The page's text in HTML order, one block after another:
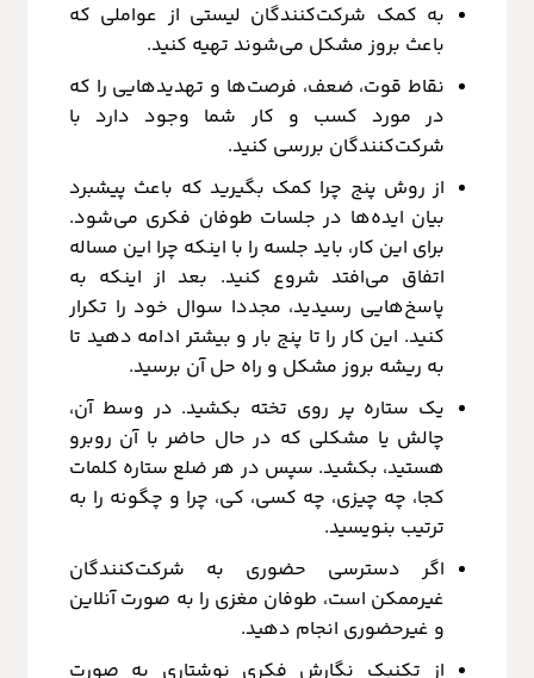
به کمک شرکت‌کنندگان لیستی از عواملی که
باعث بروز مشکل می‌شوند تهیه کنید.
نقاط قوت، ضعف، فرصت‌ها و تهدیدهایی را که
در مورد کسب و کار شما وجود دارد با
شرکت‌کنندگان بررسی کنید.
از روش پنج چرا کمک بگیرید که باعث پیشبرد
بیان ایده‌ها در جلسات طوفان فکری می‌شود.
برای این کار، باید جلسه را با اینکه چرا این مساله
اتفاق می‌افتد شروع کنید. بعد از اینکه به
پاسخ‌هایی رسیدید، مجددا سوال خود را تکرار
کنید. این کار را تا پنج بار و بیشتر ادامه دهید تا
به ریشه بروز مشکل و راه حل آن برسید.
یک ستاره پر روی تخته بکشید. در وسط آن،
چالش یا مشکلی که در حال حاضر با آن روبرو
هستید، بکشید. سپس در هر ضلع ستاره کلمات
کجا، چه چیزی، چه کسی، کی، چرا و چگونه را به
ترتیب بنویسید.
اگر دسترسی حضوری به شرکت‌کنندگان
غیرممکن است، طوفان مغزی را به صورت آنلاین
و غیرحضوری انجام دهید.
از تکنیک نگارش فکری نوشتاری به صورت